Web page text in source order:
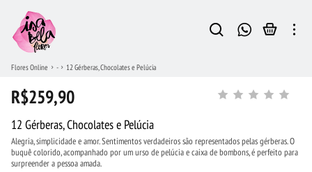
Flores Online - 12 Gérberas, Chocolates e Pelúcia
R$259,90
12 Gérberas, Chocolates e Pelúcia
Alegria, simplicidade e amor. Sentimentos verdadeiros são representados pelas gérberas. O
buquê colorido, acompanhado por um urso de pelúcia e caixa de bombons, é perfeito para
surpreender a pessoa amada.